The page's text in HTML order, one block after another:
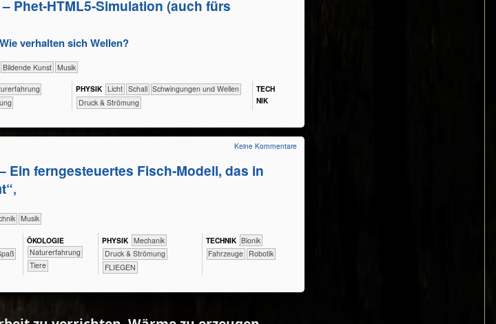
Phet-HTML5-Simulation (auch fürs
verhalten sich Wellen?
Bildende Kunst Musik
PHY​SIK ​​​​​Licht ​​​Schall ​Schwingungen und Wellen
Druck & Strömung
TECH​
NIK
Ein ferngesteuertes Fisch-Modell, das in
Musik
ÖKO​LOGIE
​​​​​​​​​​​​​Naturerfahrung
​​​​​​​​Tiere
PHY​SIK ​​​Mechanik
Druck & Strömung
FLIEGEN
TECH​NIK ​​​​​​Bionik
​Fahrzeuge Robotik
Keine Kommentare